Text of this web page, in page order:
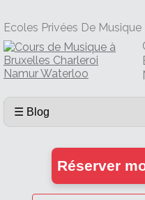
Ecoles Privées De Musique
Réserver